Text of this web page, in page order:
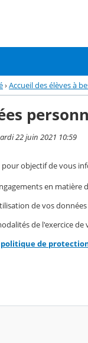
›Accueil des élèves à
22 juin 2021 10:59
pour objectif de vous
en matière
de vos
de l'exercice de
politique de